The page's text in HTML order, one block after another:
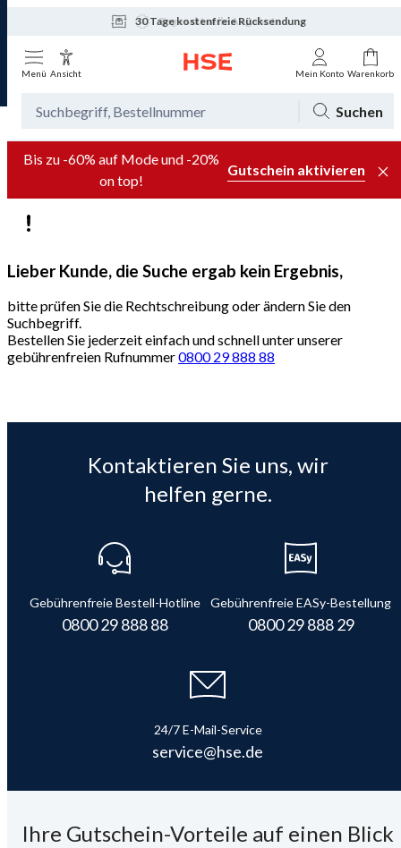
30 Tage kostenfreie Rücksendung
Tagesaktuelle Angebote
Menü Ansicht Mein Konto Warenkorb
Suchen
Bis zu -60% auf Mode und -20%
on top!
Gutschein aktivieren
Lieber Kunde, die Suche ergab kein Ergebnis,
bitte prüfen Sie die Rechtschreibung oder ändern Sie den
Suchbegriff.
Bestellen Sie jederzeit einfach und schnell unter unserer
gebührenfreien Rufnummer0800 29 888 88
Kontaktieren Sie uns, wir
helfen gerne.
Gebührenfreie Bestell-Hotline
0800 29 888 88
Gebührenfreie EASy-Bestellung
0800 29 888 29
24/7 E-Mail-Service
service@hse.de
Ihre Gutschein-Vorteile auf einen Blick